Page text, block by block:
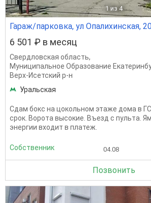
1 из 4
Гараж/парковка, ул Опалихинская,
6 501 ₽ в месяц
Свердловская область,
Муниципальное Образование
Верх-Исетский р-н
Уральская
Сдам бокс на цокольном этаже дома в
срок. Ворота высокие. Въезд с пульта.
энергии входит в платеж.
Собственник 04.08
Позвонить